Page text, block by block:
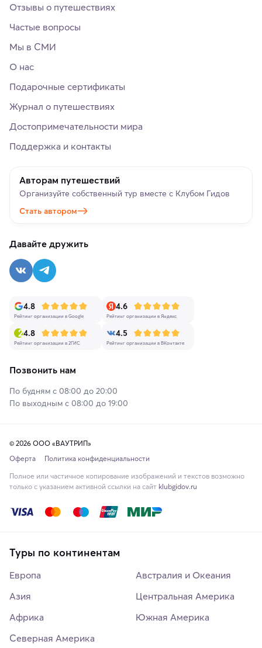
Отзывы о путешествиях
Частые вопросы
Мы в СМИ
О нас
Подарочные сертификаты
Журнал о путешествиях
Достопримечательности мира
Поддержка и контакты
Авторам путешествий
Организуйте собственный тур вместе с Клубом Гидов
Стать автором
Давайте дружить
4.8
Рейтинг организации в Google
4.6
Рейтинг организации в Яндекс
4.8
Рейтинг организации в 2ГИС
4.5
Рейтинг организации в ВКонтакте
Позвонить нам
По будням с 08:00 до 20:00
По выходным с 08:00 до 19:00
© 2026 ООО «ВАУТРИП»
Оферта
Политика конфиденциальности
Полное или частичное копирование изображений и текстов возможно
только с указанием активной ссылки на сайт klubgidov.ru
Туры по континентам
Европа
Азия
Африка
Северная Америка
Австралия и Океания
Центральная Америка
Южная Америка